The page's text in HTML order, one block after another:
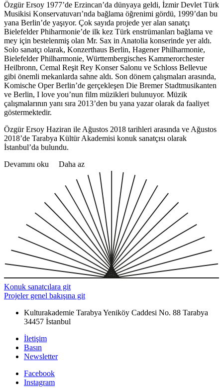
Özgür Ersoy 1977’de Erzincan’da dünyaya geldi, İzmir Devlet Türk
Musikisi Konservatuvarı’nda bağlama öğrenimi gördü, 1999’dan bu
yana Berlin’de yaşıyor. Çok sayıda projede yer alan sanatçı
Bielefelder Phiharmonie’de ilk kez Türk enstrümanları bağlama ve
mey için bestelenmiş olan Mr. Sax in Anatolia konserinde yer aldı.
Solo sanatçı olarak, Konzerthaus Berlin, Hagener Philharmonie,
Bielefelder Philharmonie, Württembergisches Kammerorchester
Heilbronn, Cemal Reşit Rey Konser Salonu ve Schloss Bellevue
gibi önemli mekanlarda sahne aldı. Son dönem çalışmaları arasında,
Komische Oper Berlin’de gerçekleşen Die Bremer Stadtmusikanten
ve Berlin, I love you’nun film müzikleri bulunuyor. Müzik
çalışmalarının yanı sıra 2013’den bu yana yazar olarak da faaliyet
göstermektedir.
Özgür Ersoy Haziran ile Ağustos 2018 tarihleri arasında ve Ağustos
2018’de Tarabya Kültür Akademisi konuk sanatçısı olarak
İstanbul’da bulundu.
Devamını oku
Daha az
Konuk sanatçılara git
Projeler genel bakışına git
Kulturakademie Tarabya Yeniköy Caddesi No. 88 Tarabya
34457 İstanbul
İletişim
Basın
Newsletter
Facebook
Instagram